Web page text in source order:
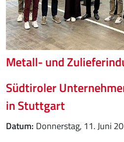
Metall- und
Südtiroler
in Stuttgart
Datum Donnerstag, 11. Juni